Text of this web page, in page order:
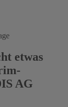
etwas
AG